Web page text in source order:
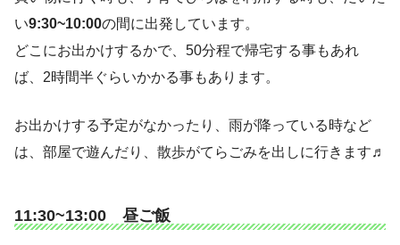
い9:30~10:00の間に出発しています。
どこにお出かけするかで、50分程で帰宅する事もあれ
ば、2時間半ぐらいかかる事もあります。
お出かけする予定がなかったり、雨が降っている時など
は、部屋で遊んだり、散歩がてらごみを出しに行きます♬
11:30~13:00 昼ご飯